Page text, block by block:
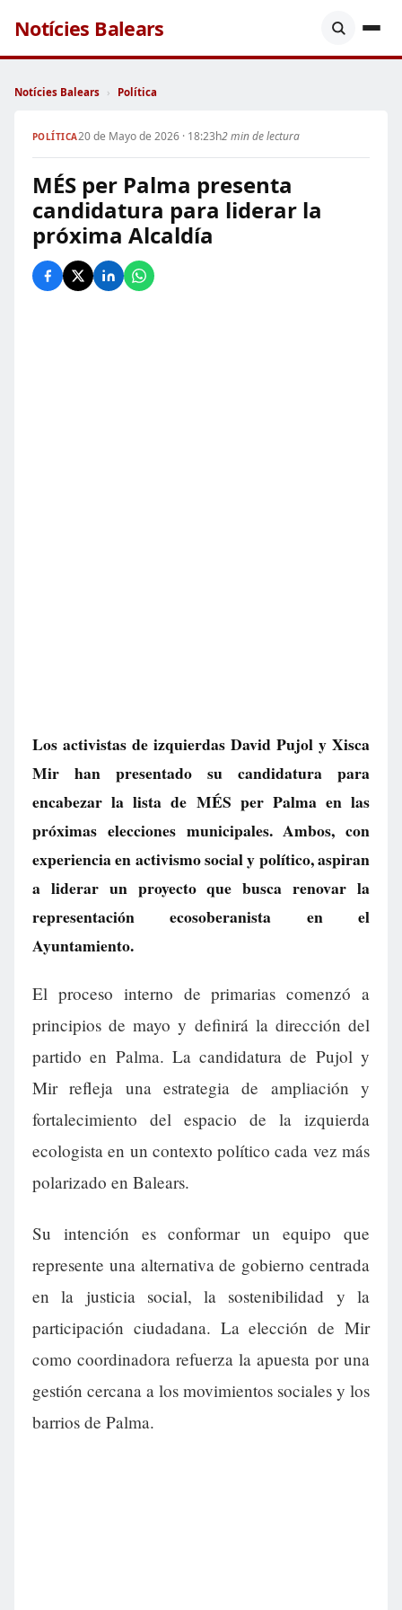
Notícies Balears
Notícies Balears › Política
POLÍTICA20 de Mayo de 2026 · 18:23h2 min de lectura
MÉS per Palma presenta
candidatura para liderar la
próxima Alcaldía
Los activistas de izquierdas David Pujol y Xisca
Mir han presentado su candidatura para
encabezar la lista de MÉS per Palma en las
próximas elecciones municipales. Ambos, con
experiencia en activismo social y político, aspiran
a liderar un proyecto que busca renovar la
representación ecosoberanista en el
Ayuntamiento.
El proceso interno de primarias comenzó a
principios de mayo y definirá la dirección del
partido en Palma. La candidatura de Pujol y
Mir refleja una estrategia de ampliación y
fortalecimiento del espacio de la izquierda
ecologista en un contexto político cada vez más
polarizado en Balears.
Su intención es conformar un equipo que
represente una alternativa de gobierno centrada
en la justicia social, la sostenibilidad y la
participación ciudadana. La elección de Mir
como coordinadora refuerza la apuesta por una
gestión cercana a los movimientos sociales y los
barrios de Palma.